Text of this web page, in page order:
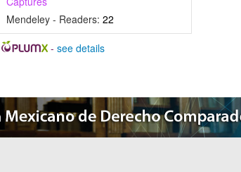
Mendeley - Readers: 22
- see details